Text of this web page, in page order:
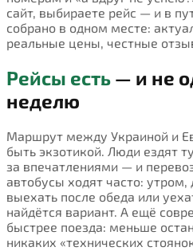
сайт, выбираете рейс — и в
собрано в одном месте:
реальные цены, честные
Рейсы есть — и не
неделю
Маршрут между Украиной и
быть экзотикой. Люди ездят
за впечатлениями — и
автобусы ходят часто:
выехать после обеда или
найдётся вариант. А ещё
быстрее поезда: меньше
никаких «технических